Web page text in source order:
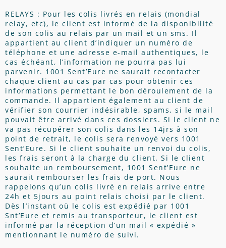
RELAYS : Pour les colis livrés en relais (mondial
relay, etc), le client est informé de la disponibilité
de son colis au relais par un mail et un sms. Il
appartient au client d’indiquer un numéro de
téléphone et une adresse e-mail authentiques, le
cas échéant, l’information ne pourra pas lui
parvenir. 1001 Sent’Eure ne saurait recontacter
chaque client au cas par cas pour obtenir ces
informations permettant le bon déroulement de la
commande. Il appartient également au client de
vérifier son courrier indésirable, spams, si le mail
pouvait être arrivé dans ces dossiers. Si le client ne
va pas récupérer son colis dans les 14jrs à son
point de retrait, le colis sera renvoyé vers 1001
Sent’Eure. Si le client souhaite un renvoi du colis,
les frais seront à la charge du client. Si le client
souhaite un remboursement, 1001 Sent’Eure ne
saurait rembourser les frais de port. Nous
rappelons qu’un colis livré en relais arrive entre
24h et 5jours au point relais choisi par le client.
Dès l’instant où le colis est expédié par 1001
Snt’Eure et remis au transporteur, le client est
informé par la réception d’un mail « expédié »
mentionnant le numéro de suivi.